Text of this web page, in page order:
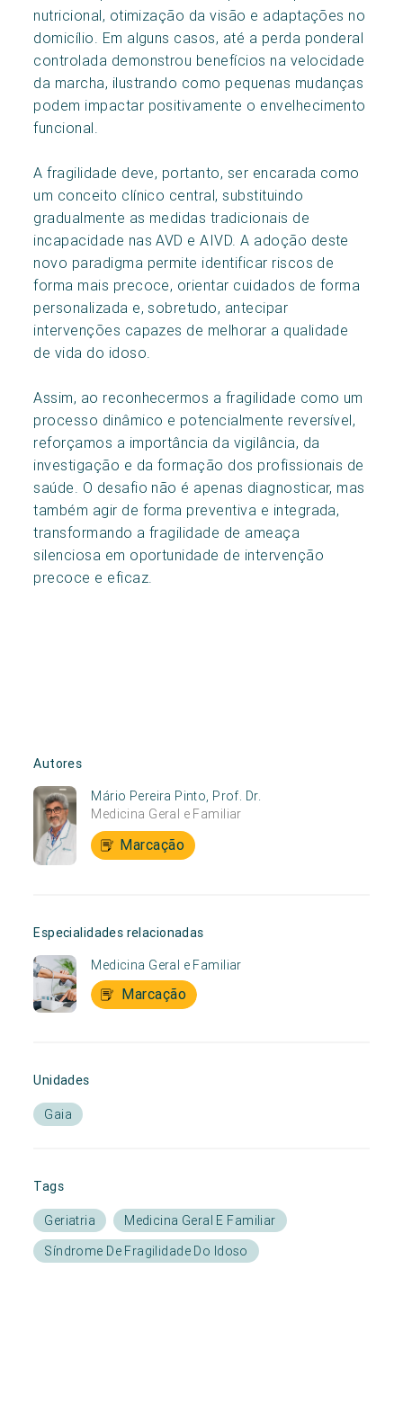
nutricional, otimização da visão e adaptações no
domicílio. Em alguns casos, até a perda ponderal
controlada demonstrou benefícios na velocidade
da marcha, ilustrando como pequenas mudanças
podem impactar positivamente o envelhecimento
funcional.
A fragilidade deve, portanto, ser encarada como
um conceito clínico central, substituindo
gradualmente as medidas tradicionais de
incapacidade nas AVD e AIVD. A adoção deste
novo paradigma permite identificar riscos de
forma mais precoce, orientar cuidados de forma
personalizada e, sobretudo, antecipar
intervenções capazes de melhorar a qualidade
de vida do idoso.
Assim, ao reconhecermos a fragilidade como um
processo dinâmico e potencialmente reversível,
reforçamos a importância da vigilância, da
investigação e da formação dos profissionais de
saúde. O desafio não é apenas diagnosticar, mas
também agir de forma preventiva e integrada,
transformando a fragilidade de ameaça
silenciosa em oportunidade de intervenção
precoce e eficaz.
Autores
Mário Pereira Pinto, Prof. Dr.
Medicina Geral e Familiar
Marcação
Especialidades relacionadas
Medicina Geral e Familiar
Marcação
Unidades
Gaia
Tags
Geriatria
Medicina Geral E Familiar
Síndrome De Fragilidade Do Idoso